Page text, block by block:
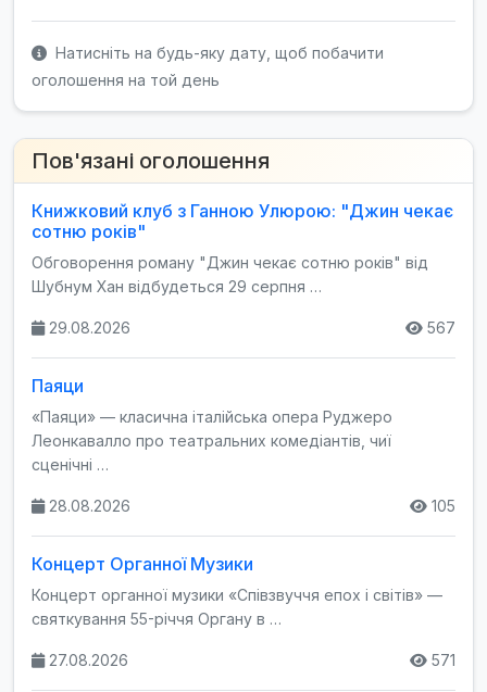
Натисніть на будь-яку дату, щоб побачити
оголошення на той день
Пов'язані оголошення
Книжковий клуб з Ганною Улюрою: "Джин чекає
сотню років"
Обговорення роману "Джин чекає сотню років" від
Шубнум Хан відбудеться 29 серпня …
29.08.2026 567
Паяци
«Паяци» — класична італійська опера Руджеро
Леонкавалло про театральних комедіантів, чиї
сценічні …
28.08.2026 105
Концерт Органної Музики
Концерт органної музики «Співзвуччя епох і світів» —
святкування 55-річчя Органу в …
27.08.2026 571